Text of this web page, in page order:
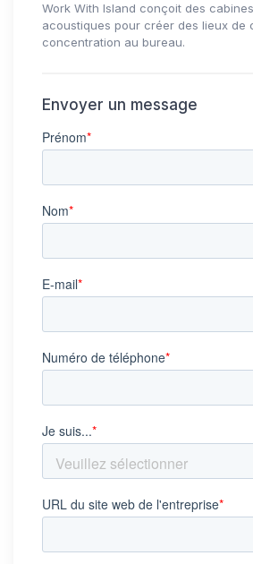
Work With Island conçoit des
acoustiques pour créer des lieux de
concentration au bureau.
Envoyer un message